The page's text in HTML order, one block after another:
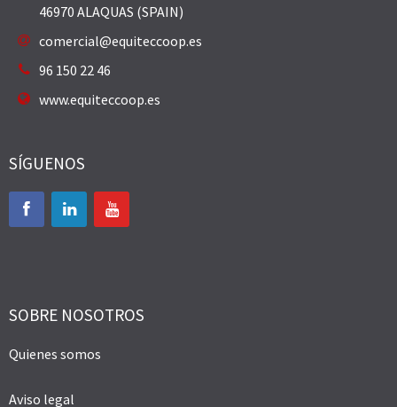
46970 ALAQUAS (SPAIN)
comercial@equiteccoop.es
96 150 22 46
www.equiteccoop.es
SÍGUENOS
SOBRE NOSOTROS
Quienes somos
Aviso legal